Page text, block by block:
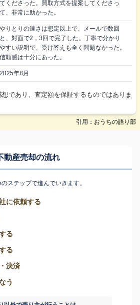
てくださった。買取方式を提案してくださっ
て、非常に助かった。
やりとりの速さは想定以上で、メールで数回
と、対面で2，3回で完了した。丁寧で分かり
やすい説明で、受け答えも全く問題なかった。
信頼感は十分にあった。
2025年8月
であり、査定額を保証するものではありま
引用：おうちの語り部
動産売却の流れ
ステップで進んでいきます。
に依頼する
る
る
決済
う